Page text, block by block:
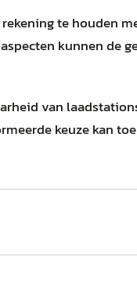
te houden
kunnen de
van
keuze kan